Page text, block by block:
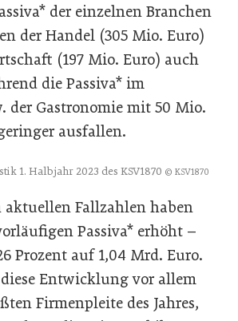
der einzelnen Branchen
der Handel (305 Mio. Euro)
(197 Mio. Euro) auch
die Passiva* im
der Gastronomie mit 50 Mio.
ausfallen.
1. Halbjahr 2023 des KSV1870 © KSV1870
aktuellen Fallzahlen haben
Passiva* erhöht –
Prozent auf 1,04 Mrd. Euro.
Entwicklung vor allem
Firmenpleite des Jahres,